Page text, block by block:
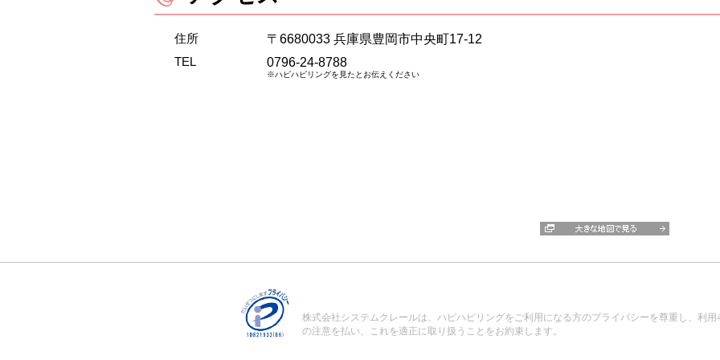
住所
〒6680033 兵庫県豊岡市中央町17-12
TEL
0796-24-8788
※ハピハピリングを見たとお伝えください
株式会社システムクレールは、ハピハピリングをご利用になる方のプライバシーを尊重し、利
の注意を払い、これを適正に取り扱うことをお約束します。